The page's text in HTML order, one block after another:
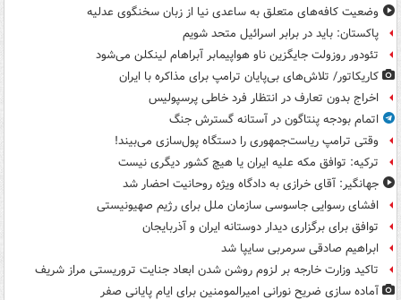
وضعیت کافه‌های متعلق به ساعدی نیا از زبان سخنگوی عدلیه
پاکستان: باید در برابر اسرائیل متحد شویم
تئودور روزولت جایگزین ناو هواپیمابر آبراهام لینکلن می‌شود
کاریکاتور/ تلاش‌های بی‌پایان ترامپ برای مذاکره با ایران
اخراج بدون تعارف در انتظار فرد خاطی پرسپولیس
اتمام بودجه پنتاگون در آستانه گسترش جنگ
وقتی ترامپ ریاست‌جمهوری را دستگاه پول‌سازی می‌بیند!
ترکیه: توافق مکه علیه ایران یا هیچ کشور دیگری نیست
جهانگیر: آقای خرازی به دادگاه ویژه روحانیت احضار شد
افشای رسوایی جاسوسی سازمان ملل برای رژیم صهیونیستی
توافق برای برگزاری دیدار دوستانه ایران و آذربایجان
ابراهیم صادقی سرمربی سایپا شد
تاکید وزارت خارجه بر لزوم روشن شدن ابعاد جنایت تروریستی مراز شریف
آماده سازی ضریح نورانی امیرالمومنین برای ایام پایانی صفر